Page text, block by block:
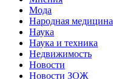
Мода
Народная медицина
Наука
Наука и техника
Недвижимость
Новости
Новости ЗОЖ